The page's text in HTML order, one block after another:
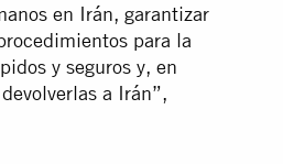
en Irán, garantizar
para la
y seguros y, en
a Irán”,